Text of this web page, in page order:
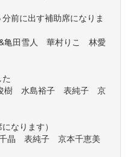
前に出す補助席になりま
亀田雪人 華村りこ 林愛
樹 水島裕子 表純子 京
なります）
晶 表純子 京本千恵美